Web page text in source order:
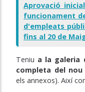
Aprovació
funcionament
d'empleats
fins al 20 de
Teniu a la galeria
completa del
els annexos). Així